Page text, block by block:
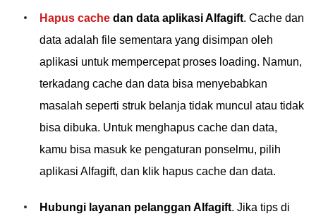
Hapus cache dan data aplikasi Alfagift. Cache dan
data adalah file sementara yang disimpan oleh
aplikasi untuk mempercepat proses loading. Namun,
terkadang cache dan data bisa menyebabkan
masalah seperti struk belanja tidak muncul atau tidak
bisa dibuka. Untuk menghapus cache dan data,
kamu bisa masuk ke pengaturan ponselmu, pilih
aplikasi Alfagift, dan klik hapus cache dan data.
Hubungi layanan pelanggan Alfagift. Jika tips di